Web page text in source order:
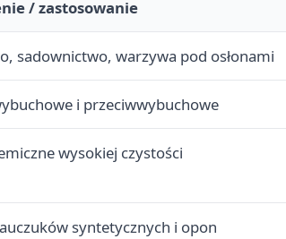
/ zastosowanie
sadownictwo, warzywa pod osłonami
i przeciwwybuchowe
wysokiej czystości
syntetycznych i opon